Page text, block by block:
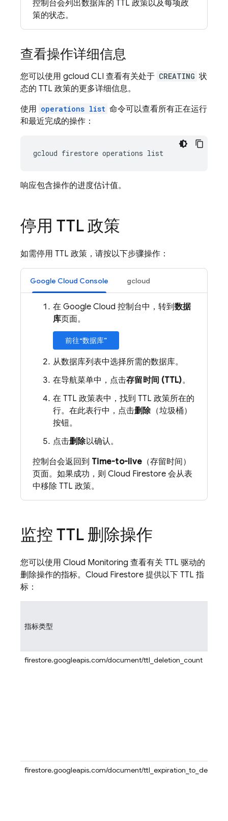
控制台会列出数据库的 TTL 政策以及每项政
策的状态。
查看操作详细信息
您可以使用 gcloud CLI 查看有关处于 CREATING 状
态的 TTL 政策的更多详细信息。
使用 operations list 命令可以查看所有正在运行
和最近完成的操作：
gcloud firestore operations list
响应包含操作的进度估计值。
停用 TTL 政策
如需停用 TTL 政策，请按以下步骤操作：
Google Cloud Console gcloud
在 Google Cloud 控制台中，转到数据
库页面。
前往“数据库”
从数据库列表中选择所需的数据库。
在导航菜单中，点击存留时间 (TTL)。
在 TTL 政策表中，找到 TTL 政策所在的
行。在此表行中，点击删除（垃圾桶）
按钮。
点击删除以确认。
控制台会返回到 Time-to-live （存留时间）
页面。如果成功，则 Cloud Firestore 会从表
中移除 TTL 政策。
监控 TTL 删除操作
您可以使用 Cloud Monitoring 查看有关 TTL 驱动的
删除操作的指标。 Cloud Firestore 提供以下 TTL 指
标：
指标类型
firestore.googleapis.com/document/ttl_deletion_count
firestore.googleapis.com/document/